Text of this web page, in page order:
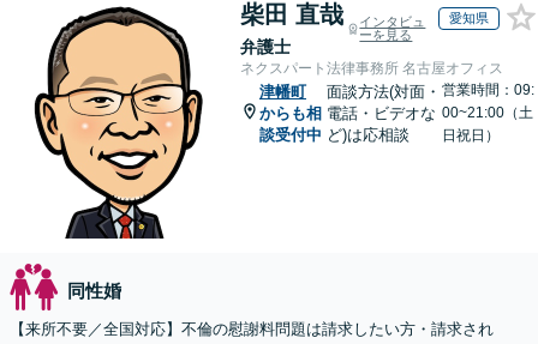
柴田 直哉
弁護士
インタビュ
ーを見る
愛知県
ネクスパート法律事務所 名古屋オフィス
津幡町
からも相
談受付中
面談方法(対面・
電話・ビデオな
ど)は応相談
営業時間：09:
00~21:00（土
日祝日）
同性婚
【来所不要／全国対応】不倫の慰謝料問題は請求したい方・請求され